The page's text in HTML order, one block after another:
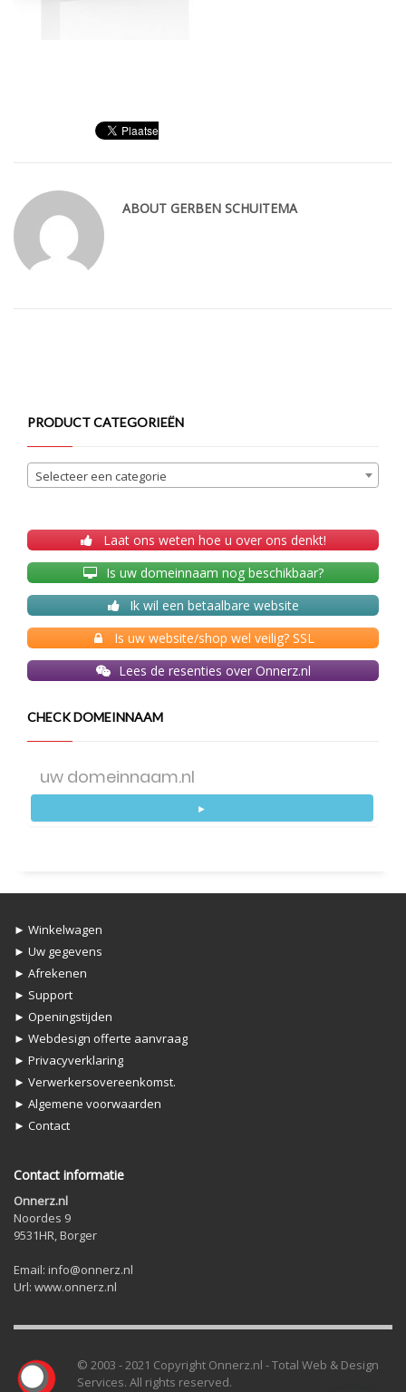
ABOUT GERBEN SCHUITEMA
PRODUCT CATEGORIEËN
Selecteer een categorie
Laat ons weten hoe u over ons denkt!
Is uw domeinnaam nog beschikbaar?
Ik wil een betaalbare website
Is uw website/shop wel veilig? SSL
Lees de resenties over Onnerz.nl
CHECK DOMEINNAAM
►
► Winkelwagen
► Uw gegevens
► Afrekenen
► Support
► Openingstijden
► Webdesign offerte aanvraag
► Privacyverklaring
► Verwerkersovereenkomst.
► Algemene voorwaarden
► Contact
Contact informatie
Onnerz.nl
Noordes 9
9531HR, Borger
Email: info@onnerz.nl
Url: www.onnerz.nl
© 2003 - 2021 Copyright Onnerz.nl - Total Web & Design
Services. All rights reserved.